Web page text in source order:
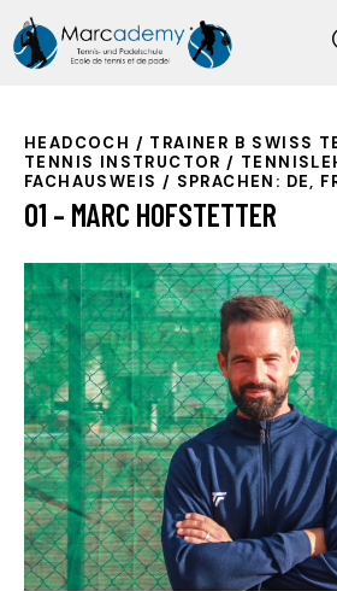
HEADCOCH / TRAINER B SWISS
TENNIS INSTRUCTOR /
FACHAUSWEIS / SPRACHEN: DE,
01 – MARC HOFSTETTER